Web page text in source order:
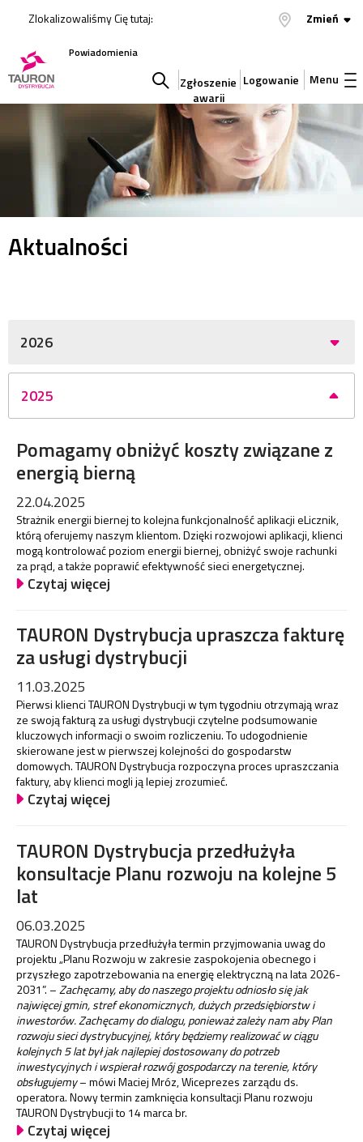
Zlokalizowaliśmy Cię tutaj: Zmień
Powiadomienia
Szukaj
w
serwisie
Zgłoszenie
awarii
Logowanie Menu
Aktualności
2026
2025
Pomagamy obniżyć koszty związane z
energią bierną
22.04.2025
Strażnik energii biernej to kolejna funkcjonalność aplikacji eLicznik,
którą oferujemy naszym klientom. Dzięki rozwojowi aplikacji, klienci
mogą kontrolować poziom energii biernej, obniżyć swoje rachunki
za prąd, a także poprawić efektywność sieci energetycznej.
Czytaj więcej
TAURON Dystrybucja upraszcza fakturę
za usługi dystrybucji
11.03.2025
Pierwsi klienci TAURON Dystrybucji w tym tygodniu otrzymają wraz
ze swoją fakturą za usługi dystrybucji czytelne podsumowanie
kluczowych informacji o swoim rozliczeniu. To udogodnienie
skierowane jest w pierwszej kolejności do gospodarstw
domowych. TAURON Dystrybucja rozpoczyna proces upraszczania
faktury, aby klienci mogli ją lepiej zrozumieć.
Czytaj więcej
TAURON Dystrybucja przedłużyła
konsultacje Planu rozwoju na kolejne 5
lat
06.03.2025
TAURON Dystrybucja przedłużyła termin przyjmowania uwag do
projektu „Planu Rozwoju w zakresie zaspokojenia obecnego i
przyszłego zapotrzebowania na energię elektryczną na lata 2026-
2031”. –Zachęcamy, aby do naszego projektu odniosło się jak
najwięcej gmin, stref ekonomicznych, dużych przedsiębiorstw i
inwestorów. Zachęcamy do dialogu, ponieważ zależy nam aby Plan
rozwoju sieci dystrybucyjnej, który będziemy realizować w ciągu
kolejnych 5 lat był jak najlepiej dostosowany do potrzeb
inwestycyjnych i wspierał rozwój gospodarczy na terenie, który
obsługujemy– mówi Maciej Mróz, Wiceprezes zarządu ds.
operatora. Nowy termin zamknięcia konsultacji Planu rozwoju
TAURON Dystrybucji to 14 marca br.
Czytaj więcej